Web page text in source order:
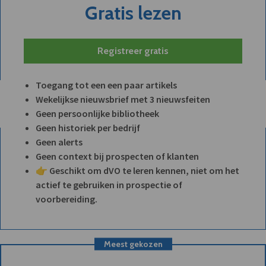
Gratis lezen
Registreer gratis
Toegang tot een een paar artikels
Wekelijkse nieuwsbrief met 3 nieuwsfeiten
Geen persoonlijke bibliotheek
Geen historiek per bedrijf
Geen alerts
Geen context bij prospecten of klanten
👉 Geschikt om dVO te leren kennen, niet om het
actief te gebruiken in prospectie of
voorbereiding.
Meest gekozen